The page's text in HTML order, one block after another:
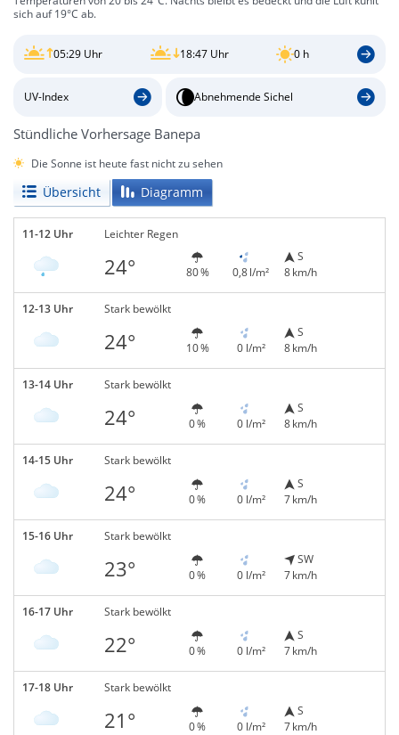
sich auf 19°C ab.
05:29 Uhr 18:47 Uhr 0 h
UV-Index Abnehmende Sichel
Stündliche Vorhersage Banepa
Die Sonne ist heute fast nicht zu sehen
Übersicht Diagramm
11-12 Uhr Leichter Regen
24° 80 % 0,8 l/m²
S
8 km/h
12-13 Uhr Stark bewölkt
24° 10 % 0 l/m²
S
8 km/h
13-14 Uhr Stark bewölkt
24° 0 % 0 l/m²
S
8 km/h
14-15 Uhr Stark bewölkt
24° 0 % 0 l/m²
S
7 km/h
15-16 Uhr Stark bewölkt
23° 0 % 0 l/m²
SW
7 km/h
16-17 Uhr Stark bewölkt
22° 0 % 0 l/m²
S
7 km/h
17-18 Uhr Stark bewölkt
21° 0 % 0 l/m²
S
7 km/h